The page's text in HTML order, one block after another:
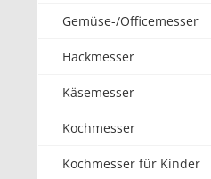
Gemüse-/Officemesser
Hackmesser
Käsemesser
Kochmesser
Kochmesser für Kinder